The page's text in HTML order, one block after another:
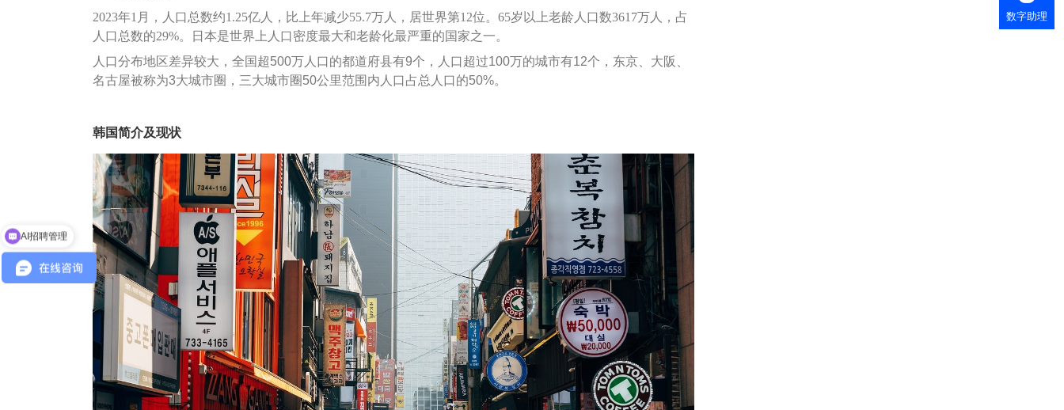
2023年1月，人口总数约1.25亿人，比上年减少55.7万人，居世界第12位。65岁以上老龄人口数3617万人，占
人口总数的29%。日本是世界上人口密度最大和老龄化最严重的国家之一。
人口分布地区差异较大，全国超500万人口的都道府县有9个，人口超过100万的城市有12个，东京、大阪、
名古屋被称为3大城市圈，三大城市圈50公里范围内人口占总人口的50%。
韩国简介及现状
数字助理
企业出海服务